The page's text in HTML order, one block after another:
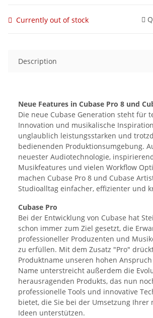
Currently out of stock
Description
Neue Features in Cubase Pro 8 und
Die neue Cubase Generation steht für
Innovation und musikalische
unglaublich leistungsstarken und
bedienenden Produktionsumgebung.
neuester Audiotechnologie,
Musikfeatures und vielen Workflow
machen Cubase Pro 8 und Cubase
Studioalltag einfacher, effizienter und
Cubase Pro
Bei der Entwicklung von Cubase hat
schon immer zum Ziel gesetzt, die
professioneller Produzenten und
zu erfüllen. Mit dem Zusatz "Pro"
Produktname unseren hohen
Name unterstreicht außerdem die
herausragenden Produkts, das nun
professionelle Tools und innovative
bietet, die Sie bei der Umsetzung Ihrer
Ideen unterstützen.